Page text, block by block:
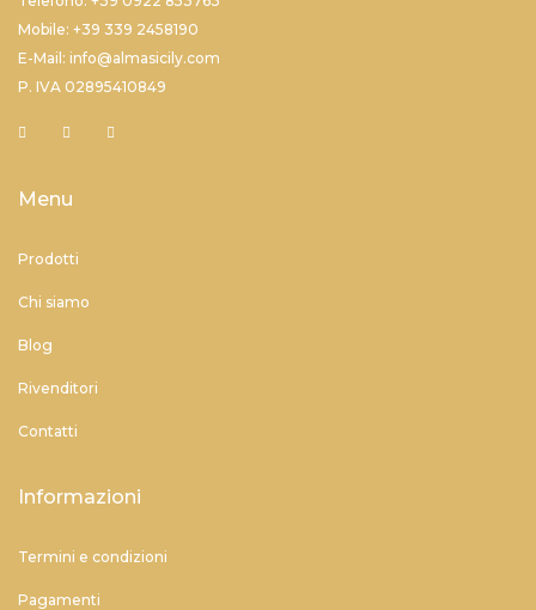
Mobile: +39 339 2458190
E-Mail: info@almasicily.com
P. IVA 02895410849
Menu
Prodotti
Chi siamo
Blog
Rivenditori
Contatti
Informazioni
Termini e condizioni
Pagamenti